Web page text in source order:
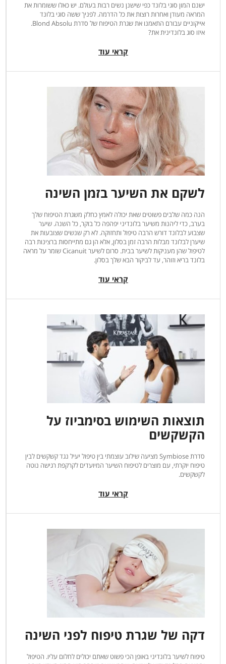
ישנם המון סוגי בלונד כפי שישנן נשים רבות בעולם. יש כאלו ששומרות את
המראה מעודן ואחרות רוצות את כל הדרמה. לפניך ששה סוגי בלונד
אייקוניים עבורם התאמנו את שגרת הטיפוח של סדרת Blond Absolu.
איזו סוג בלונדינית את?
קראי עוד
לשקם את השיער בזמן השינה
הנה כמה שלבים פשוטים שאת יכולה לאמץ כחלק משגרת הטיפוח שלך
בערב, כדי ליהנות משיער בלונדיני יפהפה כל בוקר, כל השנה. שיער
שצבוע לבלונד דורש הרבה טיפול ותחזוקה. לא רק שנשים שצובעות את
שיערן לבלונד מבלות הרבה זמן בסלון, אלא הן גם מתייחסות ברצינות רבה
לטיפול שהן מעניקות לשיער בבית. סרום לשיער Cicanuit שומר על מראה
בלונד בריא וזוהר, עד לביקור הבא שלך בסלון.
קראי עוד
תוצאות השימוש בסימביוז על
הקשקשים
סדרת Symbiose מציעה שילוב עוצמתי בין טיפול יעיל נגד קשקשים לבין
טיפוח יוקרתי, עם מוצרים לטיפוח השיער המיועדים לקרקפת רגישה נוטה
לקשקשים.
קראי עוד
דקה של שגרת טיפוח לפני השינה
טיפוח לשיער בלונדיני באופן הכי פשוט שאתם יכולים לחלום עליו. הטיפול